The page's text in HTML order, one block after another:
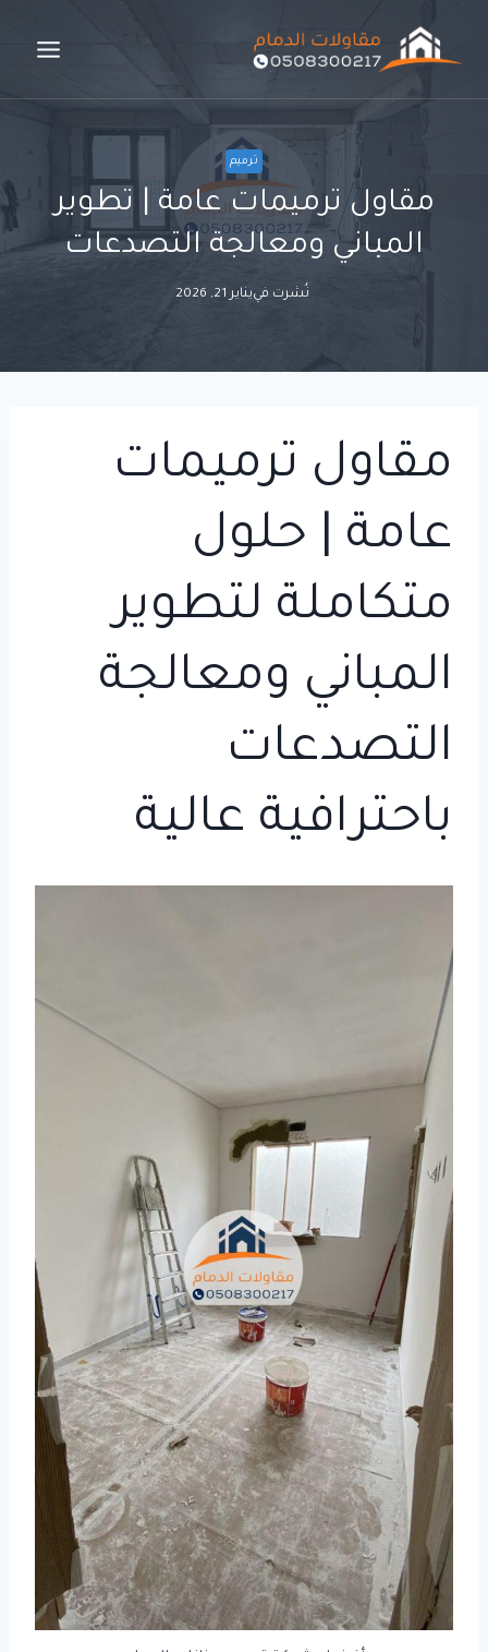
ترميم
مقاول ترميمات عامة | تطوير
المباني ومعالجة التصدعات
نُشرت فييناير 21, 2026
مقاول ترميمات
عامة | حلول
متكاملة لتطوير
المباني ومعالجة
التصدعات
باحترافية عالية